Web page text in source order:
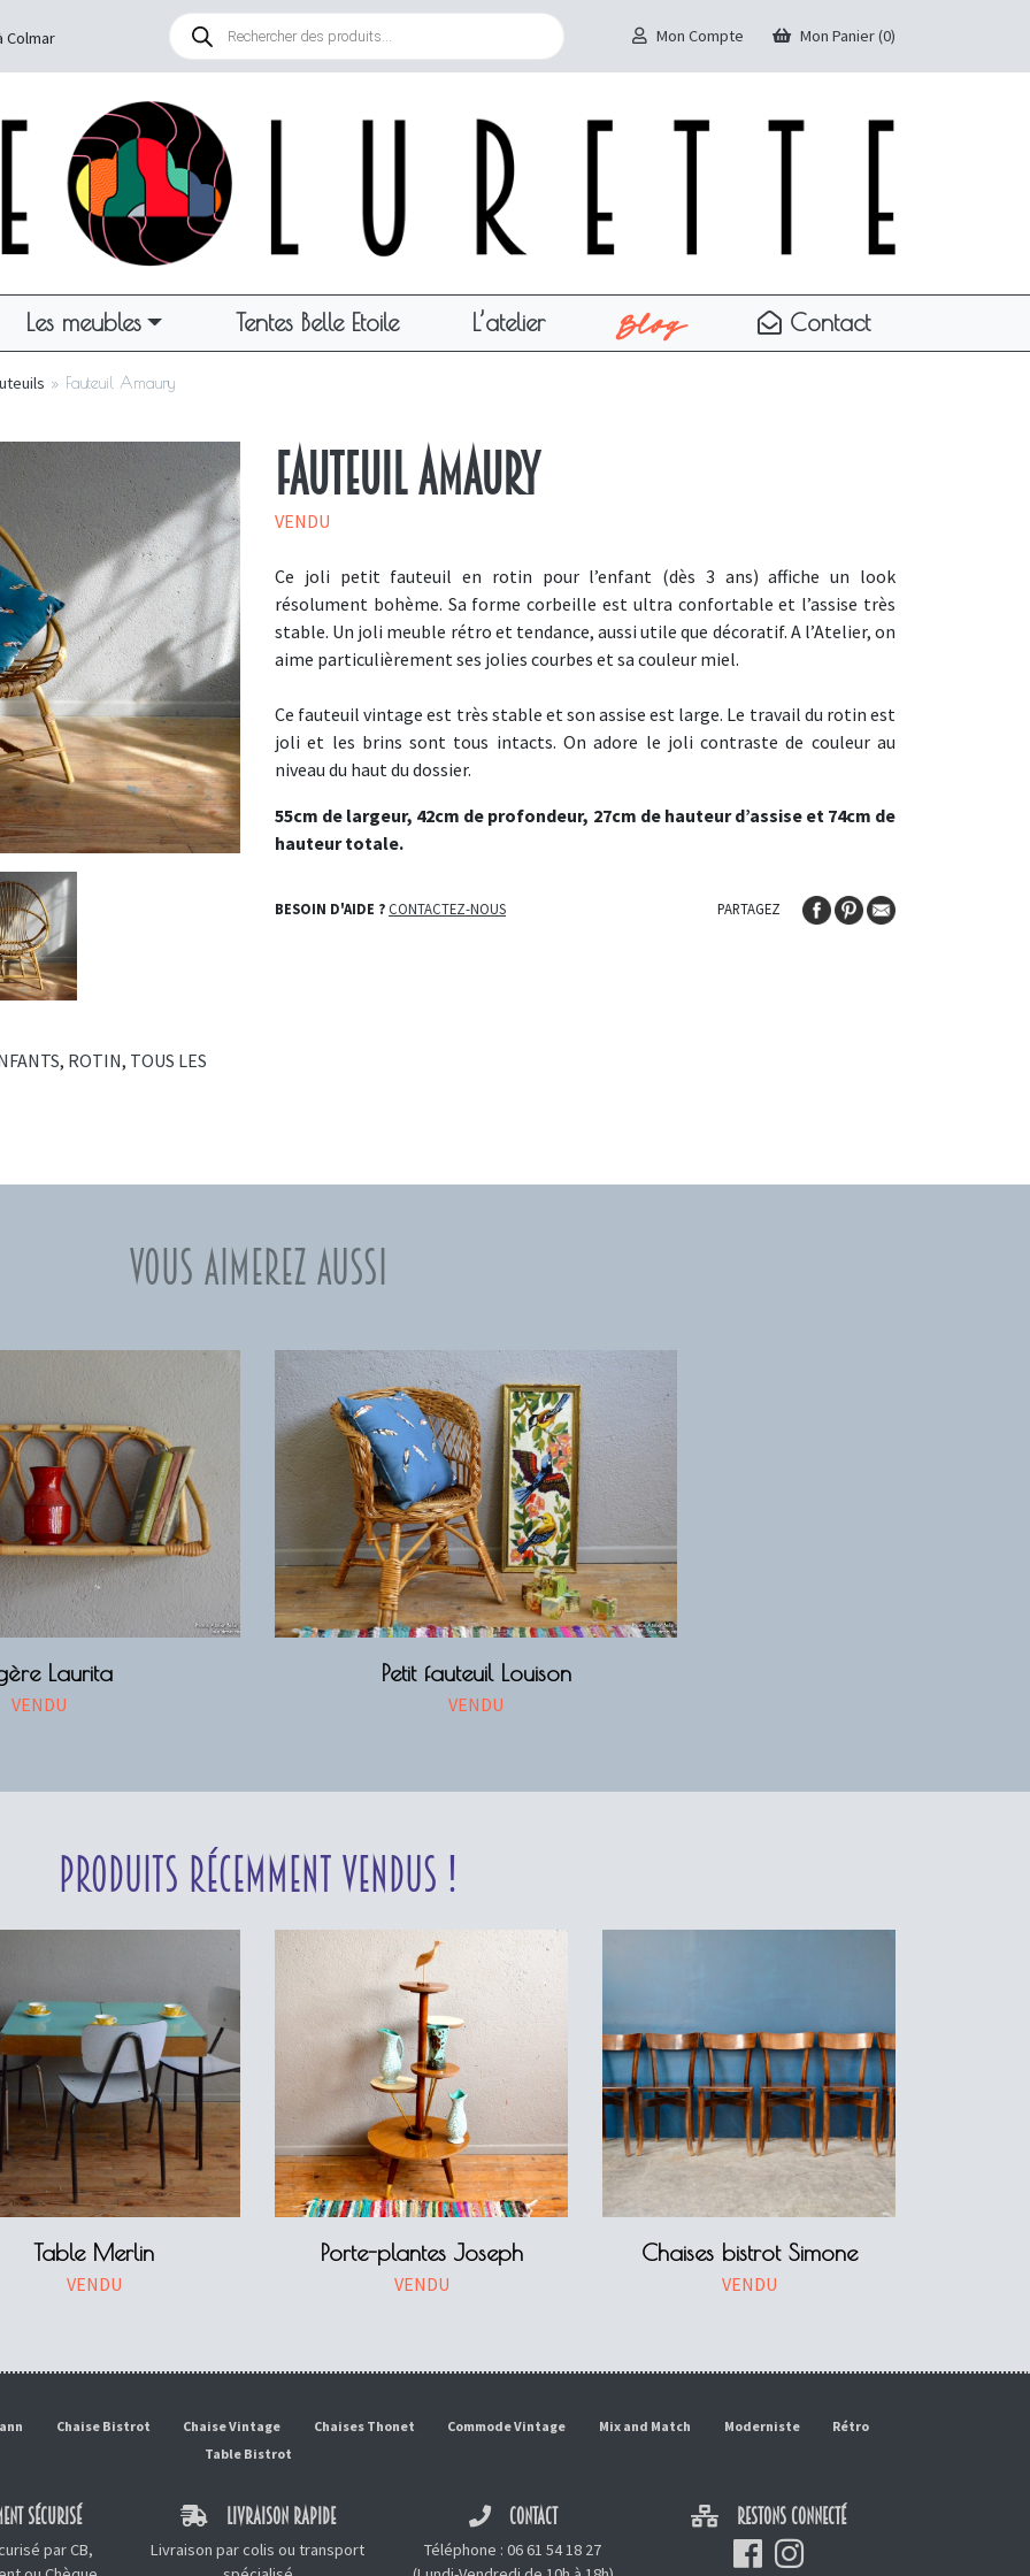
Colmar
Recherche
produits
Mon Compte Mon Panier (0)
Les meubles Tentes Belle Etoile L’atelier Blog Contact
» Fauteuil Amaury
, ROTIN, TOUS LES
Fauteuil Amaury
VENDU
Ce joli petit fauteuil en rotin pour l’enfant (dès 3 ans) affiche un look
résolument bohème. Sa forme corbeille est ultra confortable et l’assise très
stable. Un joli meuble rétro et tendance, aussi utile que décoratif. A l’Atelier, on
aime particulièrement ses jolies courbes et sa couleur miel.
Ce fauteuil vintage est très stable et son assise est large. Le travail du rotin est
joli et les brins sont tous intacts. On adore le joli contraste de couleur au
niveau du haut du dossier.
55cm de largeur, 42cm de profondeur, 27cm de hauteur d’assise et 74cm de
hauteur totale.
BESOIN D'AIDE ?CONTACTEZ-NOUS PARTAGEZ
Vous aimerez aussi
Laurita
VENDU
Petit fauteuil Louison
VENDU
Produits récemment vendus !
Table Merlin
VENDU
Porte-plantes Joseph
VENDU
Chaises bistrot Simone
VENDU
Chaise Bistrot Chaise Vintage Chaises Thonet Commode Vintage Mix and Match Moderniste
Rétro
Table Bistrot
SÉCURISÉ
par CB,
LIVRAISON RAPIDE
Livraison par colis ou transport
CONTACT
Téléphone : 06 61 54 18 27
RESTONS CONNECTÉ